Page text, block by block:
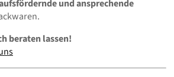
und ansprechende
beraten lassen!